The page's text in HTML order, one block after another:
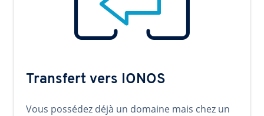
Transfert vers IONOS
Vous possédez déjà un domaine mais chez un